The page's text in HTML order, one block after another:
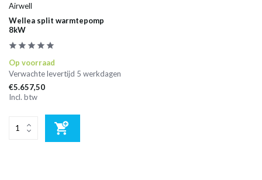
Airwell
Wellea split warmtepomp
8kW
Op voorraad
Verwachte levertijd 5 werkdagen
€5.657,50
Incl. btw